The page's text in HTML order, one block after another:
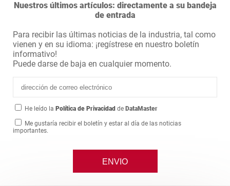
Nuestros últimos artículos: directamente a su bandeja
de entrada
Para recibir las últimas noticias de la industria, tal como
vienen y en su idioma: ¡regístrese en nuestro boletín
informativo!
Puede darse de baja en cualquier momento.
He leído la Política de Privacidad de DataMaster
Me gustaría recibir el boletín y estar al día de las noticias
importantes.